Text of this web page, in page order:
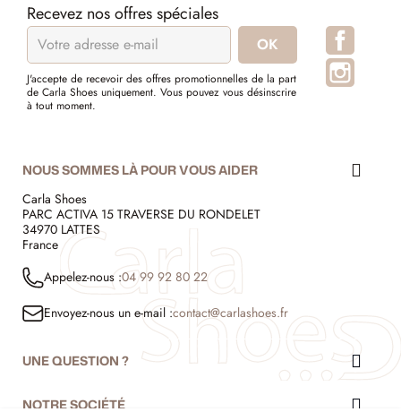
Recevez nos offres spéciales
J'accepte de recevoir des offres promotionnelles de la part
de Carla Shoes uniquement. Vous pouvez vous désinscrire
à tout moment.
NOUS SOMMES LÀ POUR VOUS AIDER
Carla Shoes
PARC ACTIVA 15 TRAVERSE DU RONDELET
34970 LATTES
France
Appelez-nous :04 99 92 80 22
Envoyez-nous un e-mail :contact@carlashoes.fr
UNE QUESTION ?
NOTRE SOCIÉTÉ